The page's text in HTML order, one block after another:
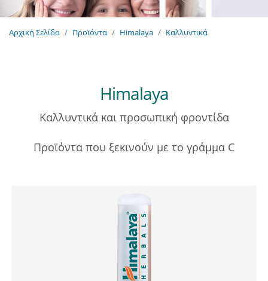
Αρχική Σελίδα Προϊόντα Himalaya Καλλυντικά
Himalaya
Καλλυντικά και προσωπική φροντίδα
Προϊόντα που ξεκινούν με το γράμμα C